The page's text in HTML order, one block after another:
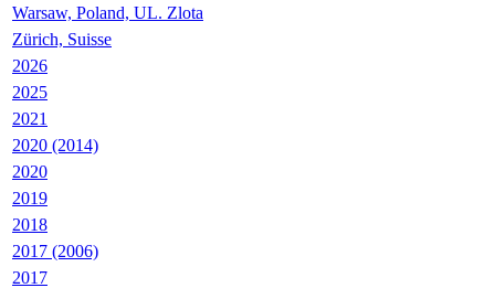
Warsaw, Poland, UL. Zlota
Zürich, Suisse
2026
2025
2021
2020 (2014)
2020
2019
2018
2017 (2006)
2017